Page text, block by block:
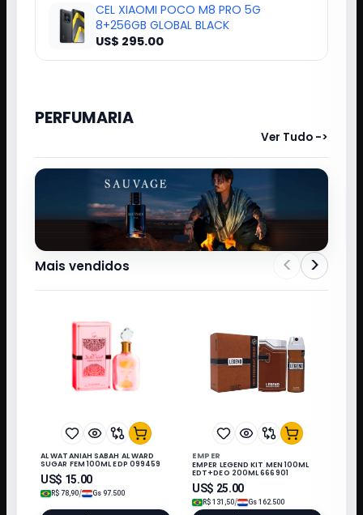
CEL XIAOMI POCO M8 PRO 5G
8+256GB GLOBAL BLACK
US$ 295.00
PERFUMARIA
Ver Tudo ->
Mais vendidos < >
AL WATANIAH SABAH AL WARD
SUGAR FEM 100ML EDP 099459
US$ 15.00
R$ 78,90/ Gs 97.500
EMPER
EMPER LEGEND KIT MEN 100ML
EDT+DEO 200ML 666901
US$ 25.00
R$ 131,50/ Gs 162.500